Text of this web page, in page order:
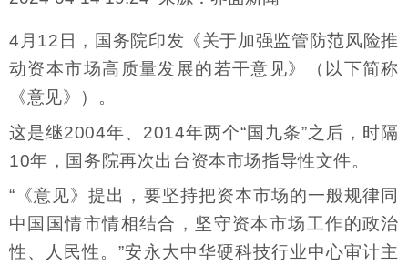
4月12日，国务院印发《关于加强监管防范风险推
动资本市场高质量发展的若干意见》（以下简称
《意见》）。
这是继2004年、2014年两个“国九条”之后，时隔
10年，国务院再次出台资本市场指导性文件。
“《意见》提出，要坚持把资本市场的一般规律同
中国国情市情相结合，坚守资本市场工作的政治
性、人民性。”安永大中华硬科技行业中心审计主